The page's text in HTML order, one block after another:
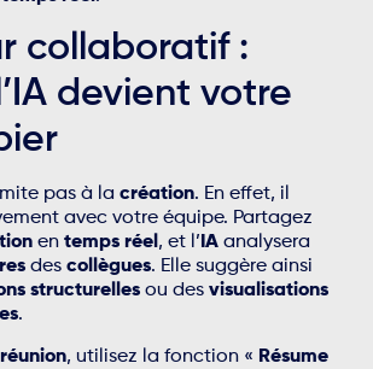
collaboratif :
devient votre
pas à la création. En effet, il
avec votre équipe. Partagez
en temps réel, et l’IA analysera
des collègues. Elle suggère ainsi
structurelles ou des visualisations
.
réunion, utilisez la fonction « Résume